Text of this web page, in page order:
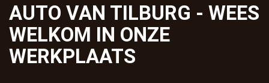
AUTO VAN TILBURG - WEES
WELKOM IN ONZE
WERKPLAATS